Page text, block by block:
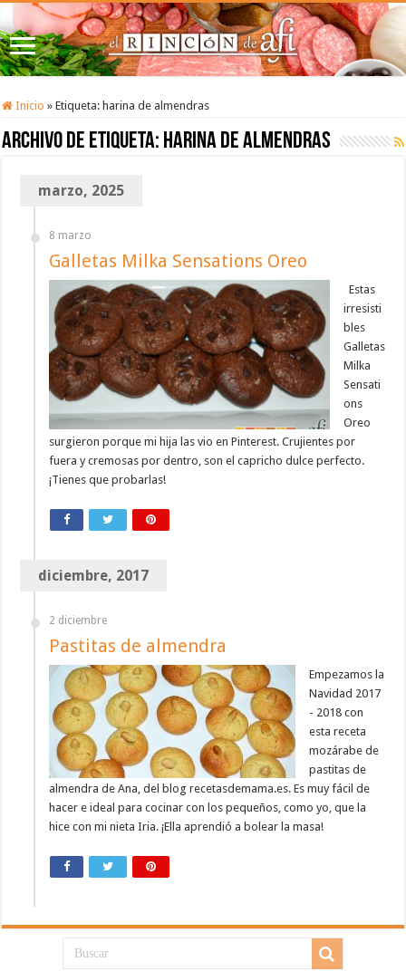
Inicio » Etiqueta: harina de almendras
Archivo de etiqueta: harina de almendras
marzo, 2025
8 marzo
Galletas Milka Sensations Oreo
Estas
irresisti
bles
Galletas
Milka
Sensati
ons
Oreo
surgieron porque mi hija las vio en Pinterest. Crujientes por
fuera y cremosas por dentro, son el capricho dulce perfecto.
¡Tienes que probarlas!
diciembre, 2017
2 diciembre
Pastitas de almendra
Empezamos la
Navidad 2017
- 2018 con
esta receta
mozárabe de
pastitas de
almendra de Ana, del blog recetasdemama.es. Es muy fácil de
hacer e ideal para cocinar con los pequeños, como yo, que la
hice con mi nieta Iria. ¡Ella aprendió a bolear la masa!